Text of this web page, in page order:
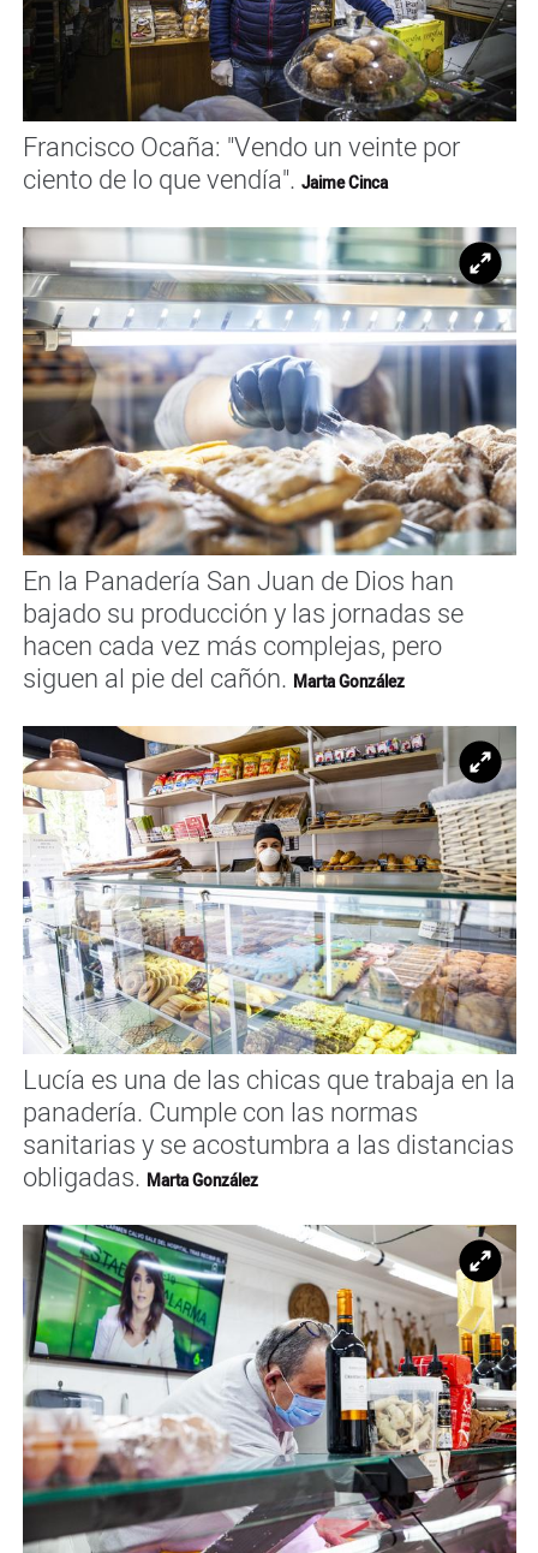
Francisco Ocaña: "Vendo un veinte por
ciento de lo que vendía". Jaime Cinca
En la Panadería San Juan de Dios han
bajado su producción y las jornadas se
hacen cada vez más complejas, pero
siguen al pie del cañón. Marta González
Lucía es una de las chicas que trabaja en la
panadería. Cumple con las normas
sanitarias y se acostumbra a las distancias
obligadas. Marta González